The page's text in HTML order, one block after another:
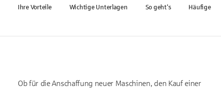
Ihre Vorteile Wichtige Unterlagen So geht's Häufige
Ob für die Anschaffung neuer Maschinen, den Kauf einer